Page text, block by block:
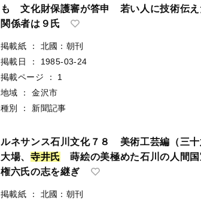
も 文化財保護審が答申 若い人に技術伝
関係者は９氏
掲載紙 ：
北國：朝刊
掲載日
：
1985-03-24
掲載ページ
：
1
地域
：
金沢市
種別
： 新聞記事
ルネサンス石川文化７８ 美術工芸編（三
大場、 寺井氏
蒔絵の美極めた石川の人間
権六氏の志を継ぎ
掲載紙 ：
北國：朝刊